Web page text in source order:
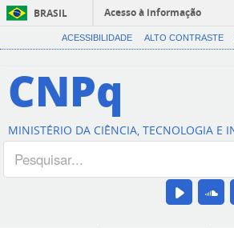
BRASIL
Acesso à informação
ACESSIBILIDADE ALTO CONTRASTE
CNPq
MINISTÉRIO DA CIÊNCIA, TECNOLOGIA E